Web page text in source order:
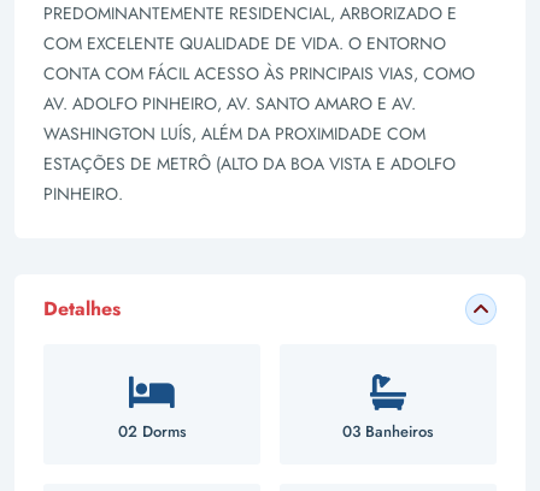
PREDOMINANTEMENTE RESIDENCIAL, ARBORIZADO E
COM EXCELENTE QUALIDADE DE VIDA. O ENTORNO
CONTA COM FÁCIL ACESSO ÀS PRINCIPAIS VIAS, COMO
AV. ADOLFO PINHEIRO, AV. SANTO AMARO E AV.
WASHINGTON LUÍS, ALÉM DA PROXIMIDADE COM
ESTAÇÕES DE METRÔ (ALTO DA BOA VISTA E ADOLFO
PINHEIRO.
Detalhes
02 Dorms 03 Banheiros